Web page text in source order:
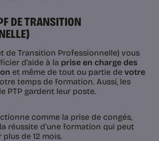
DE TRANSITION
de Transition Professionnelle) vous
d’aide à la prise en charge des
et même de tout ou partie de votre
temps de formation. Aussi, les
PTP gardent leur poste.
comme la prise de congés,
réussite d’une formation qui peut
de 12 mois.